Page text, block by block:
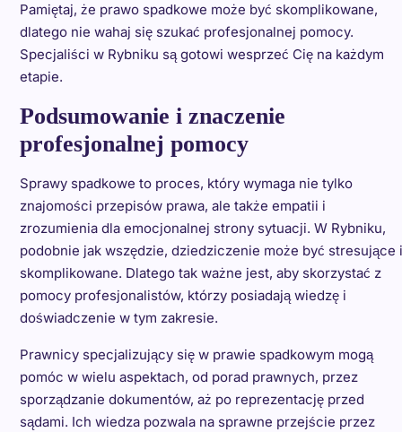
Pamiętaj, że prawo spadkowe może być skomplikowane,
dlatego nie wahaj się szukać profesjonalnej pomocy.
Specjaliści w Rybniku są gotowi wesprzeć Cię na każdym
etapie.
Podsumowanie i znaczenie
profesjonalnej pomocy
Sprawy spadkowe to proces, który wymaga nie tylko
znajomości przepisów prawa, ale także empatii i
zrozumienia dla emocjonalnej strony sytuacji. W Rybniku,
podobnie jak wszędzie, dziedziczenie może być stresujące i
skomplikowane. Dlatego tak ważne jest, aby skorzystać z
pomocy profesjonalistów, którzy posiadają wiedzę i
doświadczenie w tym zakresie.
Prawnicy specjalizujący się w prawie spadkowym mogą
pomóc w wielu aspektach, od porad prawnych, przez
sporządzanie dokumentów, aż po reprezentację przed
sądami. Ich wiedza pozwala na sprawne przejście przez